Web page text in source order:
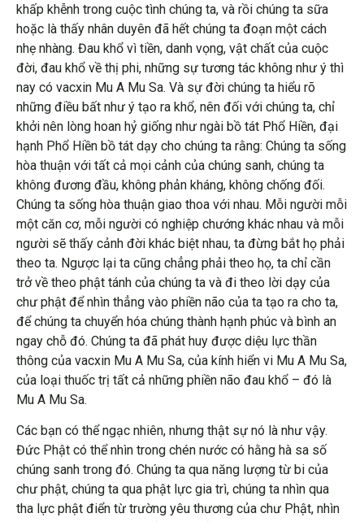
khấp khễnh trong cuộc tình chúng ta, và rồi chúng ta sữa
hoặc là thấy nhân duyên đã hết chúng ta đoạn một cách
nhẹ nhàng. Đau khổ vì tiền, danh vọng, vật chất của cuộc
đời, đau khổ về thị phi, những sự tương tác không như ý thì
nay có vacxin Mu A Mu Sa. Và sự đời chúng ta hiểu rõ
những điều bất như ý tạo ra khổ, nên đối với chúng ta, chỉ
khởi nên lòng hoan hỷ giống như ngài bồ tát Phổ Hiền, đại
hạnh Phổ Hiền bồ tát dạy cho chúng ta rằng: Chúng ta sống
hòa thuận với tất cả mọi cảnh của chúng sanh, chúng ta
không đương đầu, không phản kháng, không chống đối.
Chúng ta sống hòa thuận giao thoa với nhau. Mỗi người mỗi
một căn cơ, mỗi người có nghiệp chướng khác nhau và mỗi
người sẽ thấy cảnh đời khác biệt nhau, ta đừng bắt họ phải
theo ta. Ngược lại ta cũng chẳng phải theo họ, ta chỉ cần
trở về theo phật tánh của chúng ta và đi theo lời dạy của
chư phật để nhìn thẳng vào phiền não của ta tạo ra cho ta,
để chúng ta chuyển hóa chúng thành hạnh phúc và bình an
ngay chỗ đó. Chúng ta đã phát huy được diệu lực thần
thông của vacxin Mu A Mu Sa, của kính hiển vi Mu A Mu Sa,
của loại thuốc trị tất cả những phiền não đau khổ – đó là
Mu A Mu Sa.
Các bạn có thể ngạc nhiên, nhưng thật sự nó là như vậy.
Đức Phật có thể nhìn trong chén nước có hằng hà sa số
chúng sanh trong đó. Chúng ta qua năng lượng từ bi của
chư phật, chúng ta qua phật lực gia trì, chúng ta nhìn qua
tha lực phật điển từ trường yêu thương của chư Phật, nhìn